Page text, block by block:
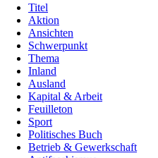
Titel
Aktion
Ansichten
Schwerpunkt
Thema
Inland
Ausland
Kapital & Arbeit
Feuilleton
Sport
Politisches Buch
Betrieb & Gewerkschaft